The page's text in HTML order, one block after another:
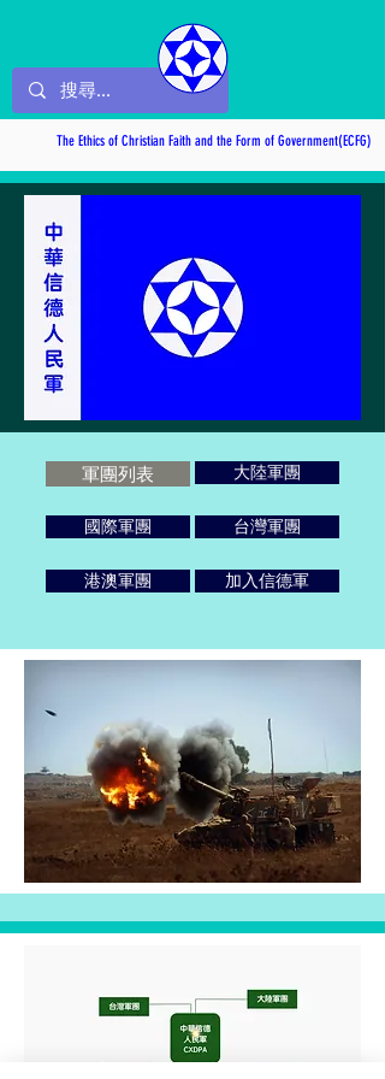
The Ethics of Christian Faith and the Form of Government(ECFG)
大陸軍團
加入信德軍
台灣軍團
港澳軍團
國際軍團
軍團列表